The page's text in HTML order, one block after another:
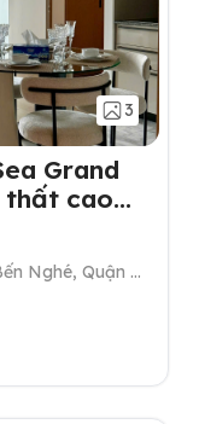
3
Grand
thất cao
Nghé, Quận 1,